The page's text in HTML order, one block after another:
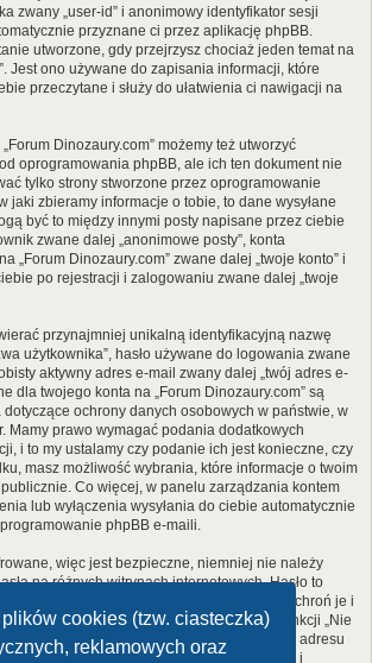
cookies (tzw. ciasteczka)
reklamowych oraz
zwany „user-id” i anonimowy identyfikator sesji
przyznane ci przez aplikację phpBB.
utworzone, gdy przejrzysz chociaż jeden temat na
Jest ono używane do zapisania informacji, które
przeczytane i służy do ułatwienia ci nawigacji na
Dinozaury.com” możemy też utworzyć
oprogramowania phpBB, ale ich ten dokument nie
tylko strony stworzone przez oprogramowanie
jaki zbieramy informacje o tobie, to dane wysyłane
być to między innymi posty napisane przez ciebie
zwane dalej „anonimowe posty”, konta
„Forum Dinozaury.com” zwane dalej „twoje konto” i
po rejestracji i zalogowaniu zwane dalej „twoje
przynajmniej unikalną identyfikacyjną nazwę
użytkownika”, hasło używane do logowania zwane
aktywny adres e-mail zwany dalej „twój adres e-
dla twojego konta na „Forum Dinozaury.com” są
ochrony danych osobowych w państwie, w
Mamy prawo wymagać podania dodatkowych
i to my ustalamy czy podanie ich jest konieczne, czy
masz możliwość wybrania, które informacje o twoim
Co więcej, w panelu zarządzania kontem
lub wyłączenia wysyłania do ciebie automatycznie
phpBB e-maili.
więc jest bezpieczne, niemniej nie należy
na różnych witrynach internetowych. Hasło to
konta na „Forum Dinozaury.com”, więc chroń je i
podawajnikomu. Jeśli je zapomnisz, użyj funkcji „Nie
poprosi cię o podanie nazwy użytkownika i adresu
danych zostanie wygenerowane nowe hasło i